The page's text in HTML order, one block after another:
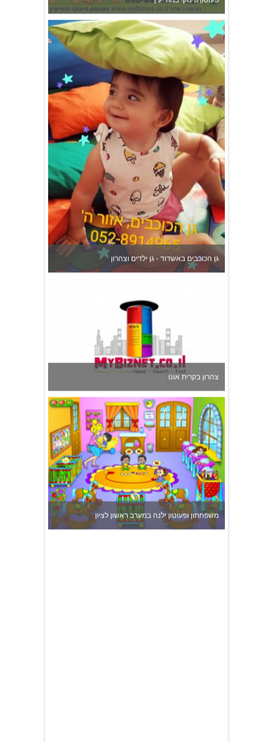
גן הכוכבים באשדוד - גן ילדים וצהרון
צהרון בקרית אונו
משפחתון ופעוטון ילנה במערב ראשון לציון